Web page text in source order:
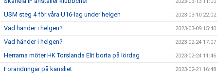
USM steg 4 för våra U16-lag under helgen 2023-03-10 22:02
Vad händer i helgen? 2023-03-09 15:40
Vad händer i helgen? 2023-02-24 17:07
Herrarna möter HK Torslanda Elit borta på lördag 2023-02-24 11:46
Förändringar på kansliet 2023-02-21 16:48